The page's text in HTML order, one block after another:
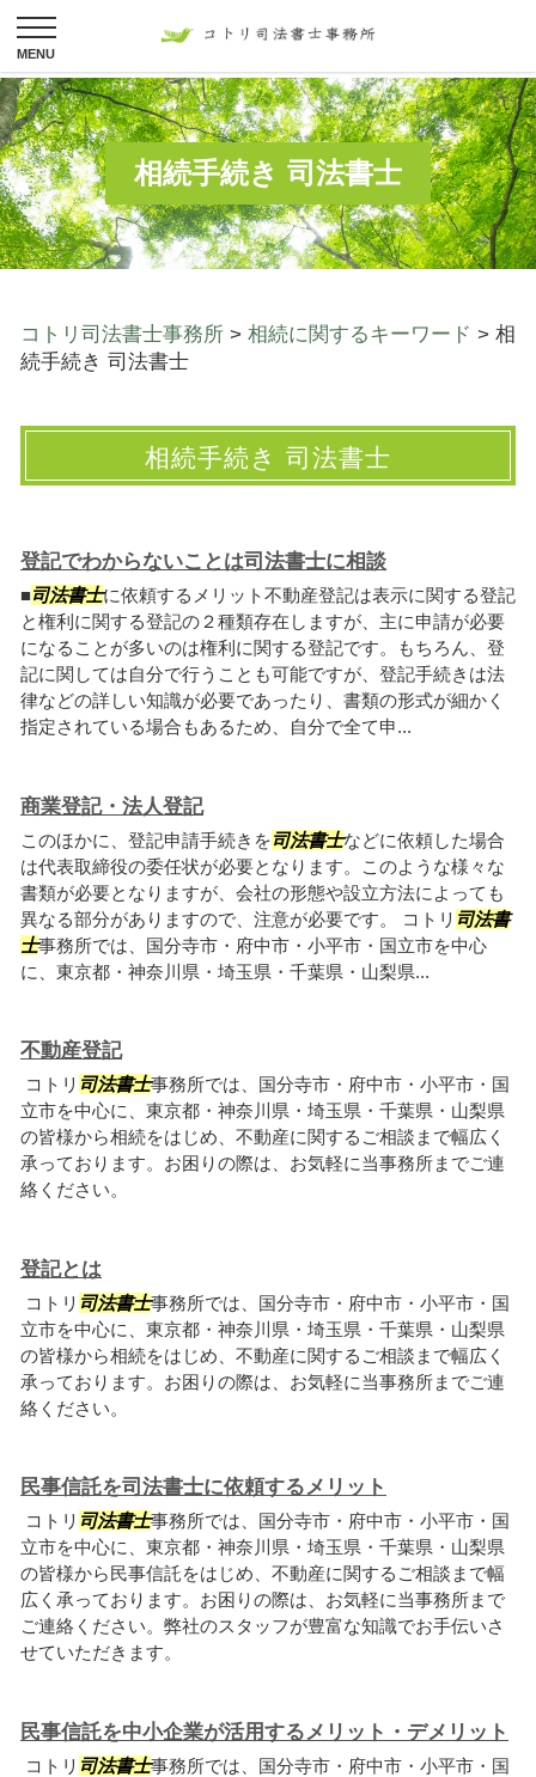
相続手続き 司法書士
コトリ司法書士事務所 > 相続に関するキーワード > 相
続手続き 司法書士
相続手続き 司法書士
登記でわからないことは司法書士に相談
■司法書士に依頼するメリット不動産登記は表示に関する登記
と権利に関する登記の２種類存在しますが、主に申請が必要
になることが多いのは権利に関する登記です。もちろん、登
記に関しては自分で行うことも可能ですが、登記手続きは法
律などの詳しい知識が必要であったり、書類の形式が細かく
指定されている場合もあるため、自分で全て申...
商業登記・法人登記
このほかに、登記申請手続きを司法書士などに依頼した場合
は代表取締役の委任状が必要となります。このような様々な
書類が必要となりますが、会社の形態や設立方法によっても
異なる部分がありますので、注意が必要です。 コトリ 司法書
士事務所では、国分寺市・府中市・小平市・国立市を中心
に、東京都・神奈川県・埼玉県・千葉県・山梨県...
不動産登記
コトリ 司法書士事務所では、国分寺市・府中市・小平市・国
立市を中心に、東京都・神奈川県・埼玉県・千葉県・山梨県
の皆様から相続をはじめ、不動産に関するご相談まで幅広く
承っております。お困りの際は、お気軽に当事務所までご連
絡ください。
登記とは
コトリ 司法書士事務所では、国分寺市・府中市・小平市・国
立市を中心に、東京都・神奈川県・埼玉県・千葉県・山梨県
の皆様から相続をはじめ、不動産に関するご相談まで幅広く
承っております。お困りの際は、お気軽に当事務所までご連
絡ください。
民事信託を司法書士に依頼するメリット
コトリ 司法書士事務所では、国分寺市・府中市・小平市・国
立市を中心に、東京都・神奈川県・埼玉県・千葉県・山梨県
の皆様から民事信託をはじめ、不動産に関するご相談まで幅
広く承っております。お困りの際は、お気軽に当事務所まで
ご連絡ください。弊社のスタッフが豊富な知識でお手伝いさ
せていただきます。
民事信託を中小企業が活用するメリット・デメリット
コトリ 司法書士事務所では、国分寺市・府中市・小平市・国